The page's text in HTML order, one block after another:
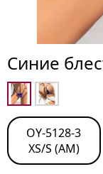
Синие
OY-5128-3
XS/S (AM)